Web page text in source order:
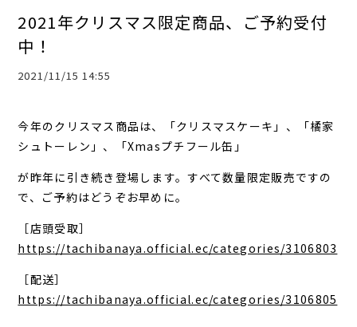
2021年クリスマス限定商品、ご予約受付
中！
2021/11/15 14:55
今年のクリスマス商品は、
「クリスマスケーキ」、「橘家
シュトーレン」、「Xmasプチフール缶」
が昨年に引き続き登場します。すべて数量限定販売ですの
で、ご予約はどうぞお早めに。
［店頭受取］
https://tachibanaya.official.ec/categories/3106803
［配送］
https://tachibanaya.official.ec/categories/3106805